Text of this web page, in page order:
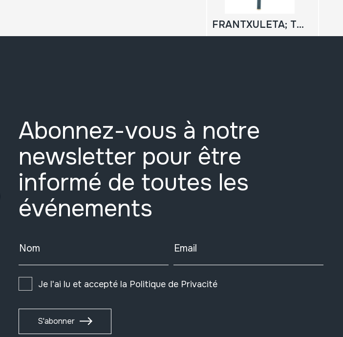
FRANTXULETA; TXILIBITUA
Abonnez-vous à notre
newsletter pour être
informé de toutes les
événements
Nom Email
Je l'ai lu et accepté la Politique de Privacité
S'abonner